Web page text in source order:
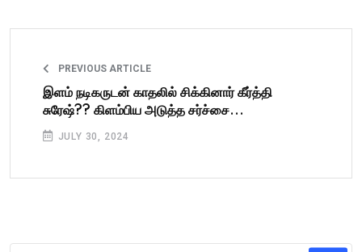
PREVIOUS ARTICLE
இளம் நடிகருடன் காதலில் சிக்கினார் கீர்த்தி
சுரேஷ்?? கிளம்பிய அடுத்த சர்ச்சை...
JULY 30, 2024